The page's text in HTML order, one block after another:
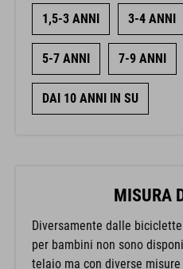
1,5-3 ANNI 3-4 ANNI
5-7 ANNI 7-9 ANNI
DAI 10 ANNI IN SU
MISURA
Diversamente dalle
per bambini non sono
telaio ma con diverse